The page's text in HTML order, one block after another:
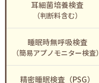
耳細菌培養検査
（判断料含む）
睡眠時無呼吸検査
（簡易アプノモニター検査）
精密睡眠検査（PSG）